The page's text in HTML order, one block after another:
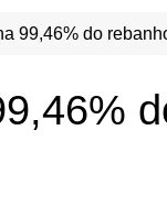
Botucatu!Bauru
Itatinga
99,46% do